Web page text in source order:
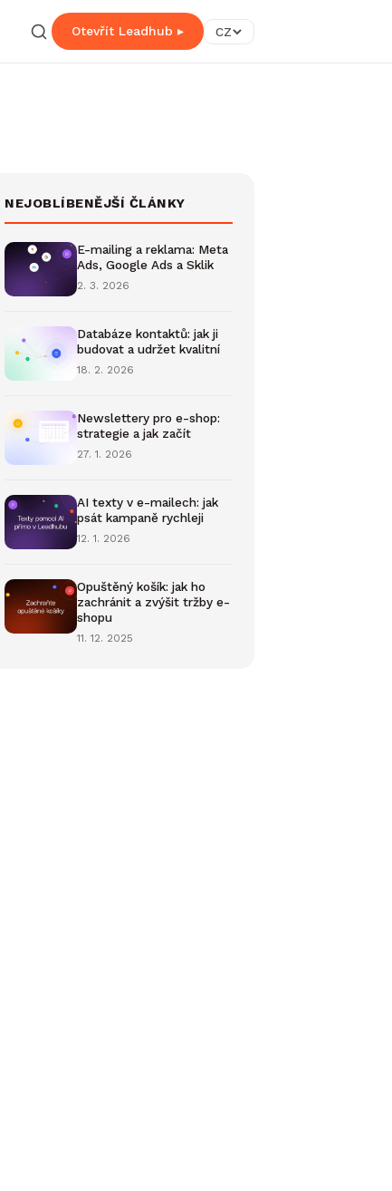
Otevřít Leadhub ▸ CZ
NEJOBLÍBENĚJŠÍ ČLÁNKY
E-mailing a reklama: Meta
Ads, Google Ads a Sklik
2. 3. 2026
Databáze kontaktů: jak ji
budovat a udržet kvalitní
18. 2. 2026
Newslettery pro e-shop:
strategie a jak začít
27. 1. 2026
AI texty v e-mailech: jak
psát kampaně rychleji
12. 1. 2026
Opuštěný košík: jak ho
zachránit a zvýšit tržby e-
shopu
11. 12. 2025